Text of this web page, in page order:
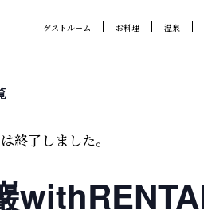
ゲストルーム お料理 温泉
終了しました。